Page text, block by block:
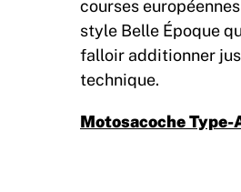
style Belle Époque
falloir additionner
technique.
Motosacoche